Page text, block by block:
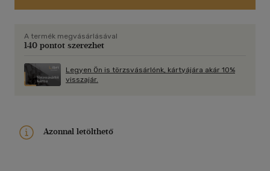
A termék megvásárlásával
140 pontot szerezhet
Legyen Ön is törzsvásárlónk, kártyájára akár 10%
visszajár.
Azonnal letölthető